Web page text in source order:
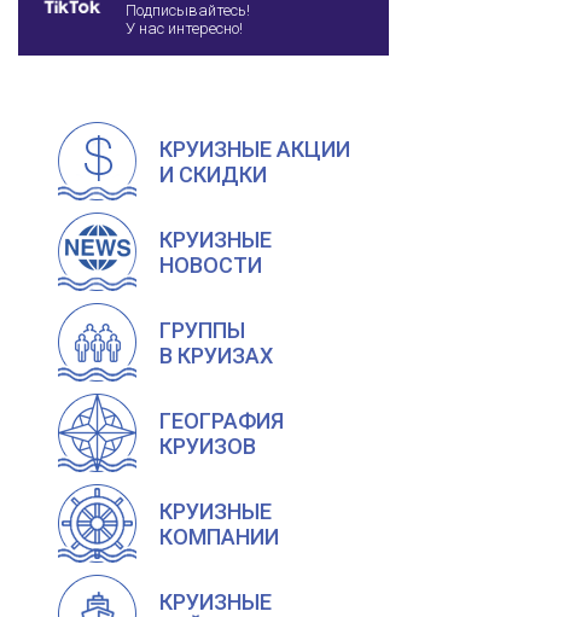
Подписывайтесь!
У нас интересно!
КРУИЗНЫЕ АКЦИИ
И СКИДКИ
КРУИЗНЫЕ
НОВОСТИ
ГРУППЫ
В КРУИЗАХ
ГЕОГРАФИЯ
КРУИЗОВ
КРУИЗНЫЕ
КОМПАНИИ
КРУИЗНЫЕ